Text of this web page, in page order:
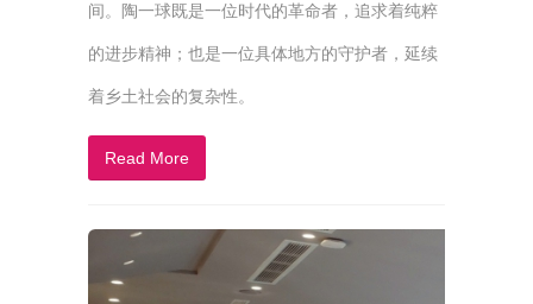
间。陶一球既是一位时代的革命者，追求着纯粹
的进步精神；也是一位具体地方的守护者，延续
着乡土社会的复杂性。
Read More